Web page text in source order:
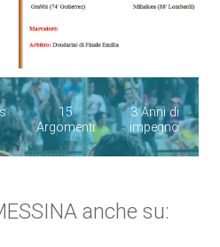
15
Argomenti
3 Anni di
impegno
anche su: